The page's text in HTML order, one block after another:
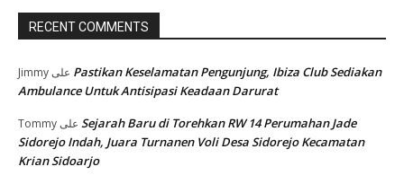
RECENT COMMENTS
Jimmy
Pastikan Keselamatan Pengunjung, Ibiza Club Sediakan
Ambulance Untuk Antisipasi Keadaan Darurat
Tommy
Sejarah Baru di Torehkan RW 14 Perumahan Jade
Sidorejo Indah, Juara Turnanen Voli Desa Sidorejo Kecamatan
Krian Sidoarjo